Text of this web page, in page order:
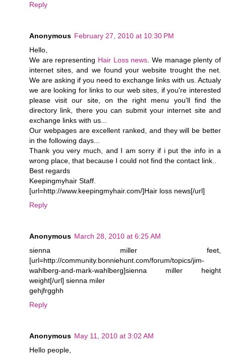
Reply
Anonymous February 27, 2010 at 10:30 PM
Hello,
We are representing Hair Loss news . We manage plenty of
internet sites, and we found your website trought the net.
We are asking if you need to exchange links with us. Actualy
we are looking for links to our web sites, if you're interested
please visit our site, on the right menu you'll find the
directory link, there you can submit your internet site and
exchange links with us...
Our webpages are excellent ranked, and they will be better
in the following days...
Thank you very much, and I am sorry if i put the info in a
wrong place, that because I could not find the contact link..
Best regards
Keepingmyhair Staff.
[url=http://www.keepingmyhair.com/]Hair loss news[/url]
Reply
Anonymous March 28, 2010 at 6:25 AM
sienna miller feet,
[url=http://community.bonniehunt.com/forum/topics/jim-
wahlberg-and-mark-wahlberg]sienna miller height
weight[/url] sienna miler
gehjfrgghh
Reply
Anonymous May 11, 2010 at 3:02 AM
Hello people,